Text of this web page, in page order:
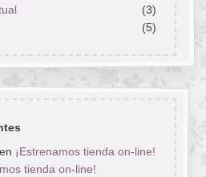
(3)
(5)
¡Estrenamos tienda on-line!
tienda on-line!